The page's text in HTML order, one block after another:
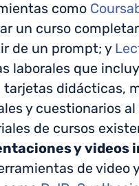
como
un curso
de un prompt; y
laborales que
tarjetas didácticas,
y cuestionarios
de cursos
y videos
de video